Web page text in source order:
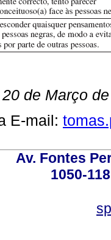
de Março
E-mail:
Av. Fontes
1050-